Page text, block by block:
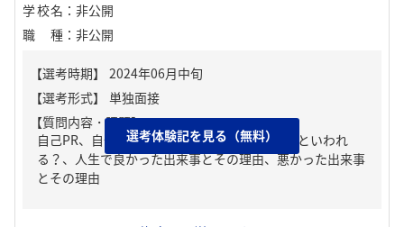
学校名 ： 非公開
職種 ： 非公開
【質問内容・課題】
自己PR、自分の強み/弱み、周りからどんな人といわれ
る？、人生で良かった出来事とその理由、悪かった出来事
とその理由
選考体験記を見る（無料）